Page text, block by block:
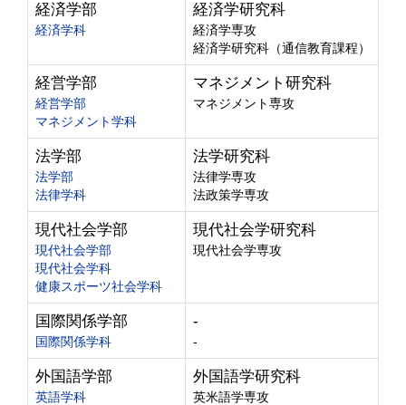
経済学部
経済学科
経済学研究科
経済学専攻
経済学研究科（通信教育課程）
経営学部
経営学部
マネジメント学科
マネジメント研究科
マネジメント専攻
法学部
法学部
法律学科
法学研究科
法律学専攻
法政策学専攻
現代社会学部
現代社会学部
現代社会学科
健康スポーツ社会学科
現代社会学研究科
現代社会学専攻
国際関係学部
国際関係学科
-
-
外国語学部
英語学科
外国語学研究科
英米語学専攻